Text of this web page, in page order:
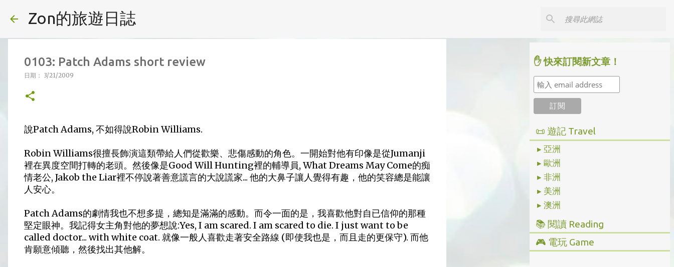
Zon的旅遊日誌
0103: Patch Adams short review
日期： 3/21/2009
說Patch Adams, 不如得說Robin Williams.
Robin Williams很擅長飾演這類帶給人們從歡樂、悲傷感動的角色。一開始對他有印像是從Jumanji
裡在異度空間打轉的老頭。然後像是Good Will Hunting裡的輔導員, What Dreams May Come的痴
情老公, Jakob the Liar裡不停說著善意謊言的大說謊家... 他的大鼻子讓人覺得有趣，他的笑容總是能讓
人安心。
Patch Adams的劇情我也不想多提，總知是滿滿的感動。而令一面的是，我喜歡他對自已信仰的那種
堅定眼神。我記得女主角對他的夢想說:Yes, I am scared. I am scared to die. I just want to be
called doctor... with white coat. 就像一般人喜歡走著安全路線 (即使我也是，而且走的更保守). 而他
肯願意傾聽，然後找出其他解。
✋ 快來訂閱新文章！
📜 遊記 Travel
▸ 亞洲
▸ 歐洲
▸ 非洲
▸ 美洲
▸ 澳洲
📚 閱讀 Reading
▸ 投資理財
🎮 電玩 Game